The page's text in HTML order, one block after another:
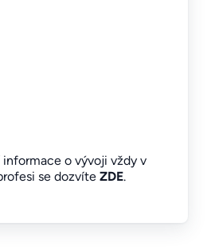
o vývoji vždy v
se dozvíte ZDE.